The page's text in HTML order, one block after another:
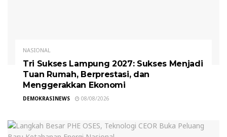
NASIONAL
Tri Sukses Lampung 2027: Sukses Menjadi
Tuan Rumah, Berprestasi, dan
Menggerakkan Ekonomi
DEMOKRASINEWS 08/08/2026